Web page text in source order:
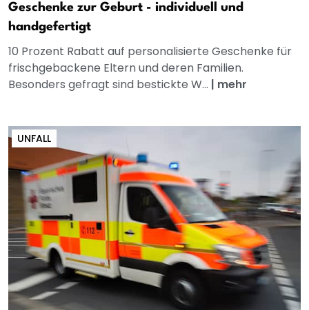
Geschenke zur Geburt - individuell und
handgefertigt
10 Prozent Rabatt auf personalisierte Geschenke für
frischgebackene Eltern und deren Familien.
Besonders gefragt sind bestickte W... | mehr
UNFALL